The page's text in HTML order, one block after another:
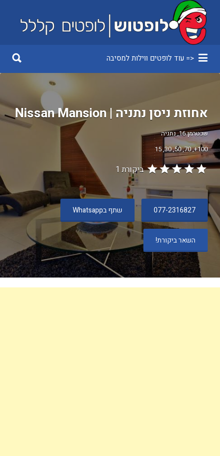
Search
for:
<= עוד לופטים ווילות למסיבה
for:
אחוזת ניסן נתניה | Nissan Mansion
שכטרמן 16, נתניה
100+
70
50
30
15
ביקורת 1
077-2316827 שתף בWhatsapp
השאר ביקורת!